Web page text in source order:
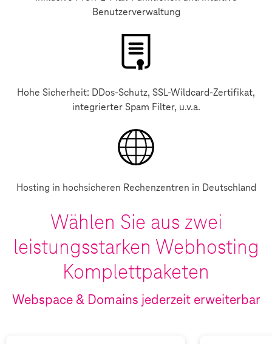
Benutzerverwaltung
Hohe Sicherheit: DDos-Schutz, SSL-Wildcard-Zertifikat,
integrierter Spam Filter, u.v.a.
Hosting in hochsicheren Rechenzentren in Deutschland
Wählen Sie aus zwei
leistungsstarken Webhosting
Komplettpaketen
Webspace & Domains jederzeit erweiterbar